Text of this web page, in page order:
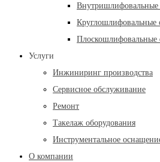
Плоскошлифовальные
Услуги
Инжиниринг производства
Сервисное обслуживание
Ремонт
Такелаж оборудования
Инструментальное
О компании